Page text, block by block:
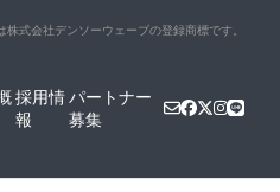
株式会社デンソーウェーブの登録商標です。
採用情
報
パートナー
募集